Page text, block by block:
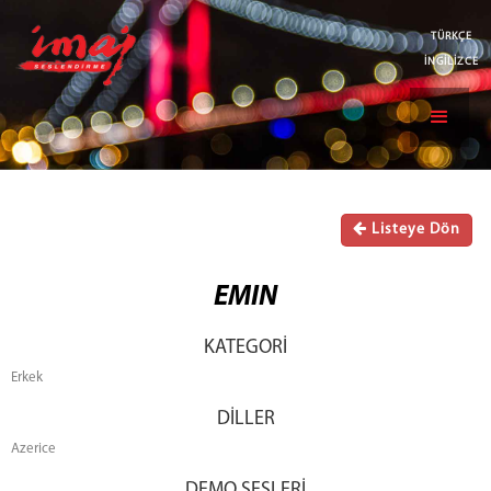
TÜRKÇE
İNGİLİZCE
Listeye Dön
EMIN
KATEGORİ
Erkek
DİLLER
Azerice